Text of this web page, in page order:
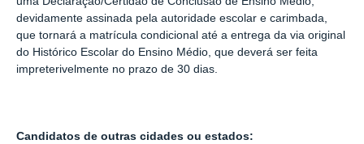
devidamente assinada pela autoridade escolar e carimbada,
que tornará a matrícula condicional até a entrega da via original
do Histórico Escolar do Ensino Médio, que deverá ser feita
impreterivelmente no prazo de 30 dias.
Candidatos de outras cidades ou estados: